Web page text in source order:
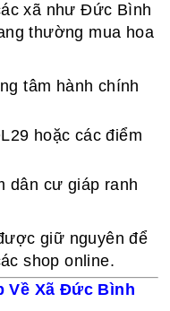
xã như Đức Bình
thường mua hoa
tâm hành chính
hoặc các điểm
dân cư giáp ranh
giữ nguyên để
shop online.
Về Xã Đức Bình